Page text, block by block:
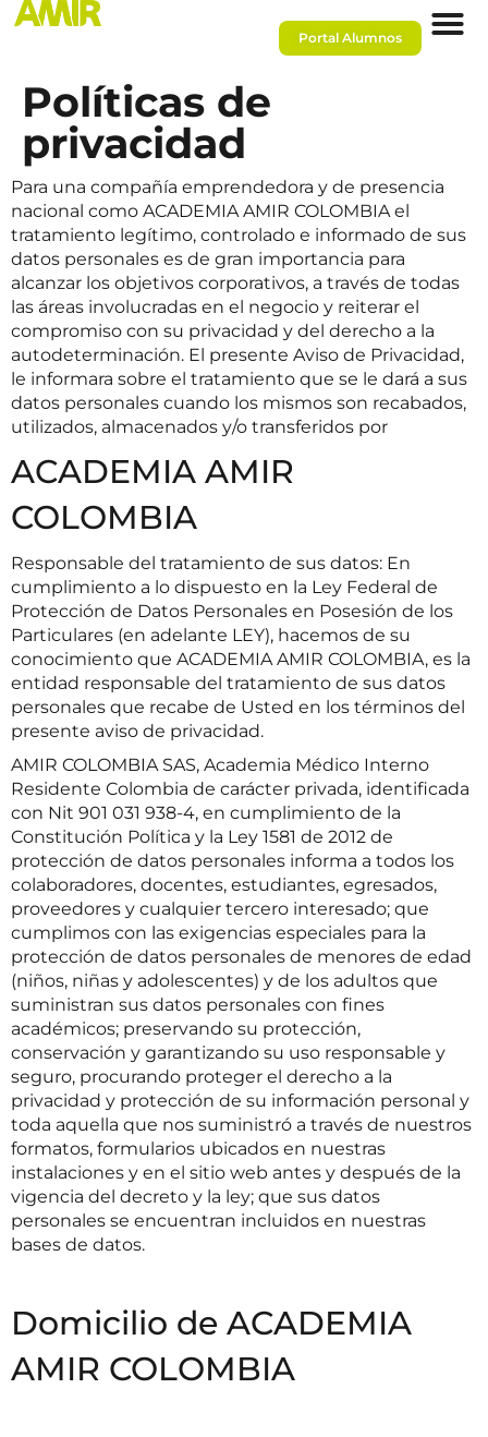
Portal Alumnos
Políticas de
privacidad
Para una compañía emprendedora y de presencia
nacional como ACADEMIA AMIR COLOMBIA el
tratamiento legítimo, controlado e informado de sus
datos personales es de gran importancia para
alcanzar los objetivos corporativos, a través de todas
las áreas involucradas en el negocio y reiterar el
compromiso con su privacidad y del derecho a la
autodeterminación. El presente Aviso de Privacidad,
le informara sobre el tratamiento que se le dará a sus
datos personales cuando los mismos son recabados,
utilizados, almacenados y/o transferidos por
ACADEMIA AMIR
COLOMBIA
Responsable del tratamiento de sus datos: En
cumplimiento a lo dispuesto en la Ley Federal de
Protección de Datos Personales en Posesión de los
Particulares (en adelante LEY), hacemos de su
conocimiento que ACADEMIA AMIR COLOMBIA, es la
entidad responsable del tratamiento de sus datos
personales que recabe de Usted en los términos del
presente aviso de privacidad.
AMIR COLOMBIA SAS, Academia Médico Interno
Residente Colombia de carácter privada, identificada
con Nit 901 031 938-4, en cumplimiento de la
Constitución Política y la Ley 1581 de 2012 de
protección de datos personales informa a todos los
colaboradores, docentes, estudiantes, egresados,
proveedores y cualquier tercero interesado; que
cumplimos con las exigencias especiales para la
protección de datos personales de menores de edad
(niños, niñas y adolescentes) y de los adultos que
suministran sus datos personales con fines
académicos; preservando su protección,
conservación y garantizando su uso responsable y
seguro, procurando proteger el derecho a la
privacidad y protección de su información personal y
toda aquella que nos suministró a través de nuestros
formatos, formularios ubicados en nuestras
instalaciones y en el sitio web antes y después de la
vigencia del decreto y la ley; que sus datos
personales se encuentran incluidos en nuestras
bases de datos.
Domicilio de ACADEMIA
AMIR COLOMBIA